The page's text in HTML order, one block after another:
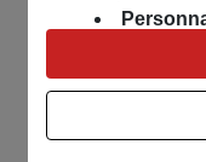
nous
contenus et
Univers
nos
publicités